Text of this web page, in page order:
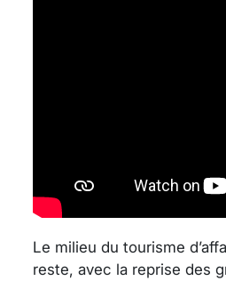
Le milieu du tourisme
reste, avec la reprise des